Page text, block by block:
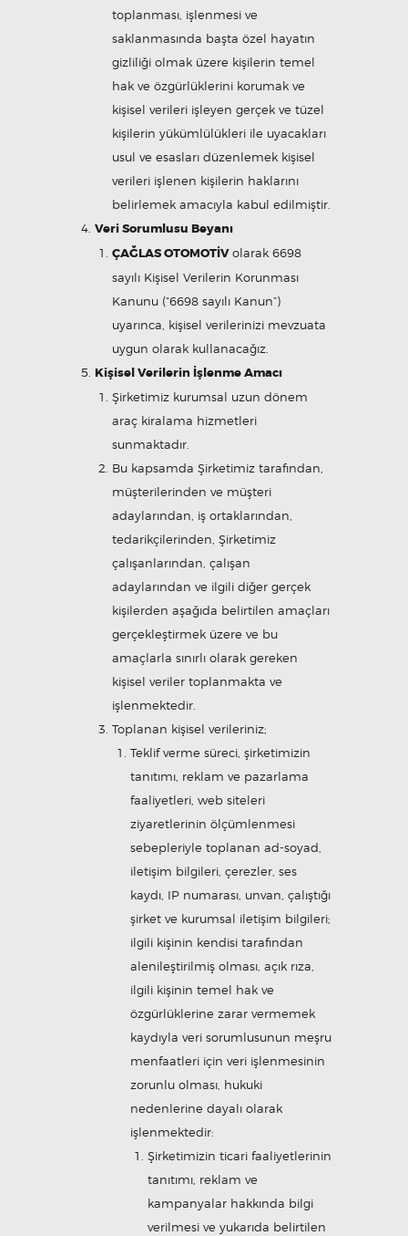
toplanması, işlenmesi ve
saklanmasında başta özel hayatın
gizliliği olmak üzere kişilerin temel
hak ve özgürlüklerini korumak ve
kişisel verileri işleyen gerçek ve tüzel
kişilerin yükümlülükleri ile uyacakları
usul ve esasları düzenlemek kişisel
verileri işlenen kişilerin haklarını
belirlemek amacıyla kabul edilmiştir.
Veri Sorumlusu Beyanı
ÇAĞLAS OTOMOTİVolarak 6698
sayılı Kişisel Verilerin Korunması
Kanunu (“6698 sayılı Kanun”)
uyarınca, kişisel verilerinizi mevzuata
uygun olarak kullanacağız.
Kişisel Verilerin İşlenme Amacı
Şirketimiz kurumsal uzun dönem
araç kiralama hizmetleri
sunmaktadır.
Bu kapsamda Şirketimiz tarafından,
müşterilerinden ve müşteri
adaylarından, iş ortaklarından,
tedarikçilerinden, Şirketimiz
çalışanlarından, çalışan
adaylarından ve ilgili diğer gerçek
kişilerden aşağıda belirtilen amaçları
gerçekleştirmek üzere ve bu
amaçlarla sınırlı olarak gereken
kişisel veriler toplanmakta ve
işlenmektedir.
Toplanan kişisel verileriniz;
Teklif verme süreci, şirketimizin
tanıtımı, reklam ve pazarlama
faaliyetleri, web siteleri
ziyaretlerinin ölçümlenmesi
sebepleriyle toplanan ad-soyad,
iletişim bilgileri, çerezler, ses
kaydı, IP numarası, unvan, çalıştığı
şirket ve kurumsal iletişim bilgileri;
ilgili kişinin kendisi tarafından
alenileştirilmiş olması, açık rıza,
ilgili kişinin temel hak ve
özgürlüklerine zarar vermemek
kaydıyla veri sorumlusunun meşru
menfaatleri için veri işlenmesinin
zorunlu olması, hukuki
nedenlerine dayalı olarak
işlenmektedir:
Şirketimizin ticari faaliyetlerinin
tanıtımı, reklam ve
kampanyalar hakkında bilgi
verilmesi ve yukarıda belirtilen